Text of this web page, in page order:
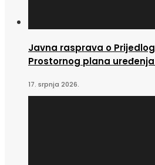
Javna rasprava o
Prostornog plana
17. srpnja 2026.